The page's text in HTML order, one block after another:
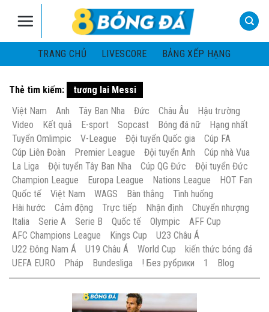
TRANG CHỦ
LIVESCORE BẢNG XẾP HẠNG
Thẻ tìm kiếm:
tương lai Messi
Việt Nam
Anh Tây Ban Nha Đức Châu Âu
Hậu trường
Video
Kết quả E-sport Sopcast Bóng đá nữ
Hạng nhất
Tuyển Omlimpic
V-League Đội tuyển Quốc gia
Cúp FA
Cúp Liên Đoàn
Premier League Đội tuyển Anh
Cúp nhà Vua
La Liga
Đội tuyển Tây Ban Nha Cúp QG Đức
Đội tuyển Đức
Champion League
Europa League Nations League
HOT Fan
Quốc tế
Việt Nam WAGS Bàn thắng
Tình huống
Hài hước
Cảm động Trực tiếp Nhận định
Chuyển nhượng
Italia
Serie A Serie B Quốc tế Olympic
AFF Cup
AFC Champions League
Kings Cup
U23 Châu Á
U22 Đông Nam Á
U19 Châu Á World Cup
kiến thức bóng đá
UEFA EURO
Pháp Bundesliga ! Без рубрики 1 Blog